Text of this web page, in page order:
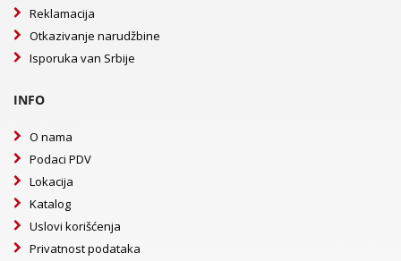
Reklamacija
Otkazivanje narudžbine
Isporuka van Srbije
INFO
O nama
Podaci PDV
Lokacija
Katalog
Uslovi korišćenja
Privatnost podataka